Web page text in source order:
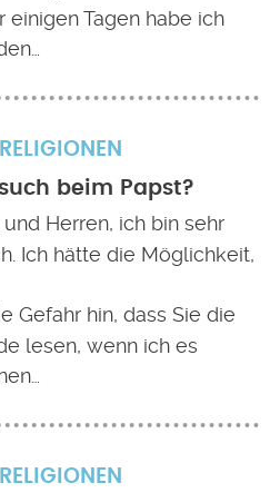
Tagen habe ich
beim Papst?
Herren, ich bin sehr
Ich hätte die Möglichkeit,
Gefahr hin, dass Sie die
lesen, wenn ich es